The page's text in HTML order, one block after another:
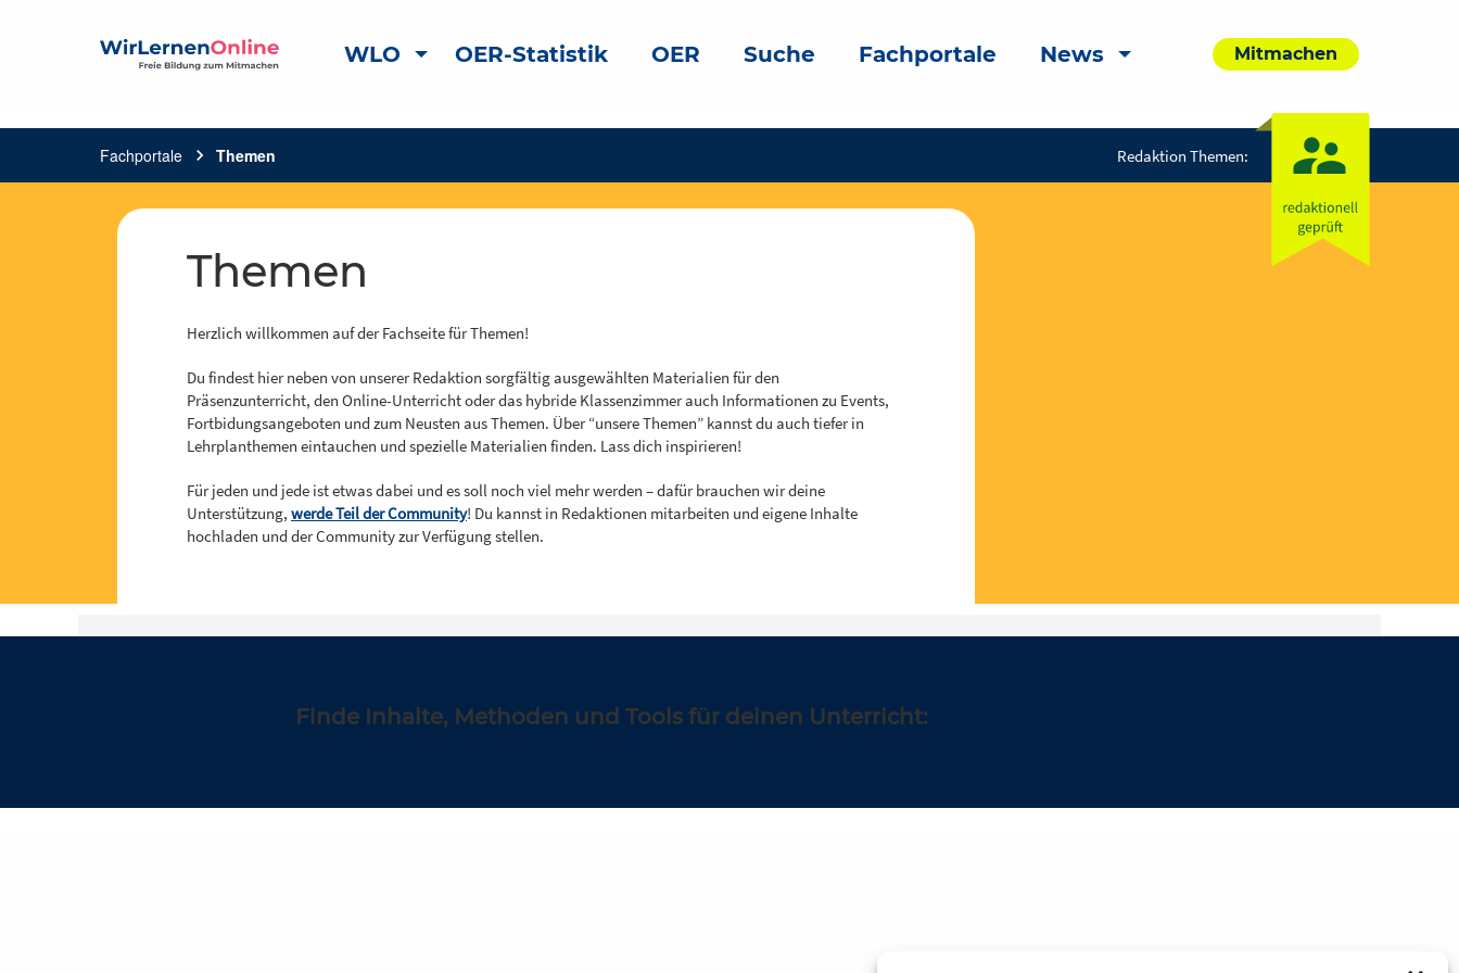
WLO OER-Statistik OER Suche Fachportale News Mitmachen
Fachportale chevron_right Themen Redaktion Themen:
Themen
Herzlich willkommen auf der Fachseite für Themen!
Du findest hier neben von unserer Redaktion sorgfältig ausgewählten Materialien für den
Präsenzunterricht, den Online-Unterricht oder das hybride Klassenzimmer auch Informationen zu Events,
Fortbidungsangeboten und zum Neusten aus Themen. Über “unsere Themen” kannst du auch tiefer in
Lehrplanthemen eintauchen und spezielle Materialien finden. Lass dich inspirieren!
Für jeden und jede ist etwas dabei und es soll noch viel mehr werden – dafür brauchen wir deine
Unterstützung, werde Teil der Community! Du kannst in Redaktionen mitarbeiten und eigene Inhalte
hochladen und der Community zur Verfügung stellen.
Finde Inhalte, Methoden und Tools für deinen Unterricht: